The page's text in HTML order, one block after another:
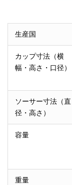
生産国
カップ寸法（横
幅・高さ・口径）
ソーサー寸法（直
径・高さ）
容量
重量